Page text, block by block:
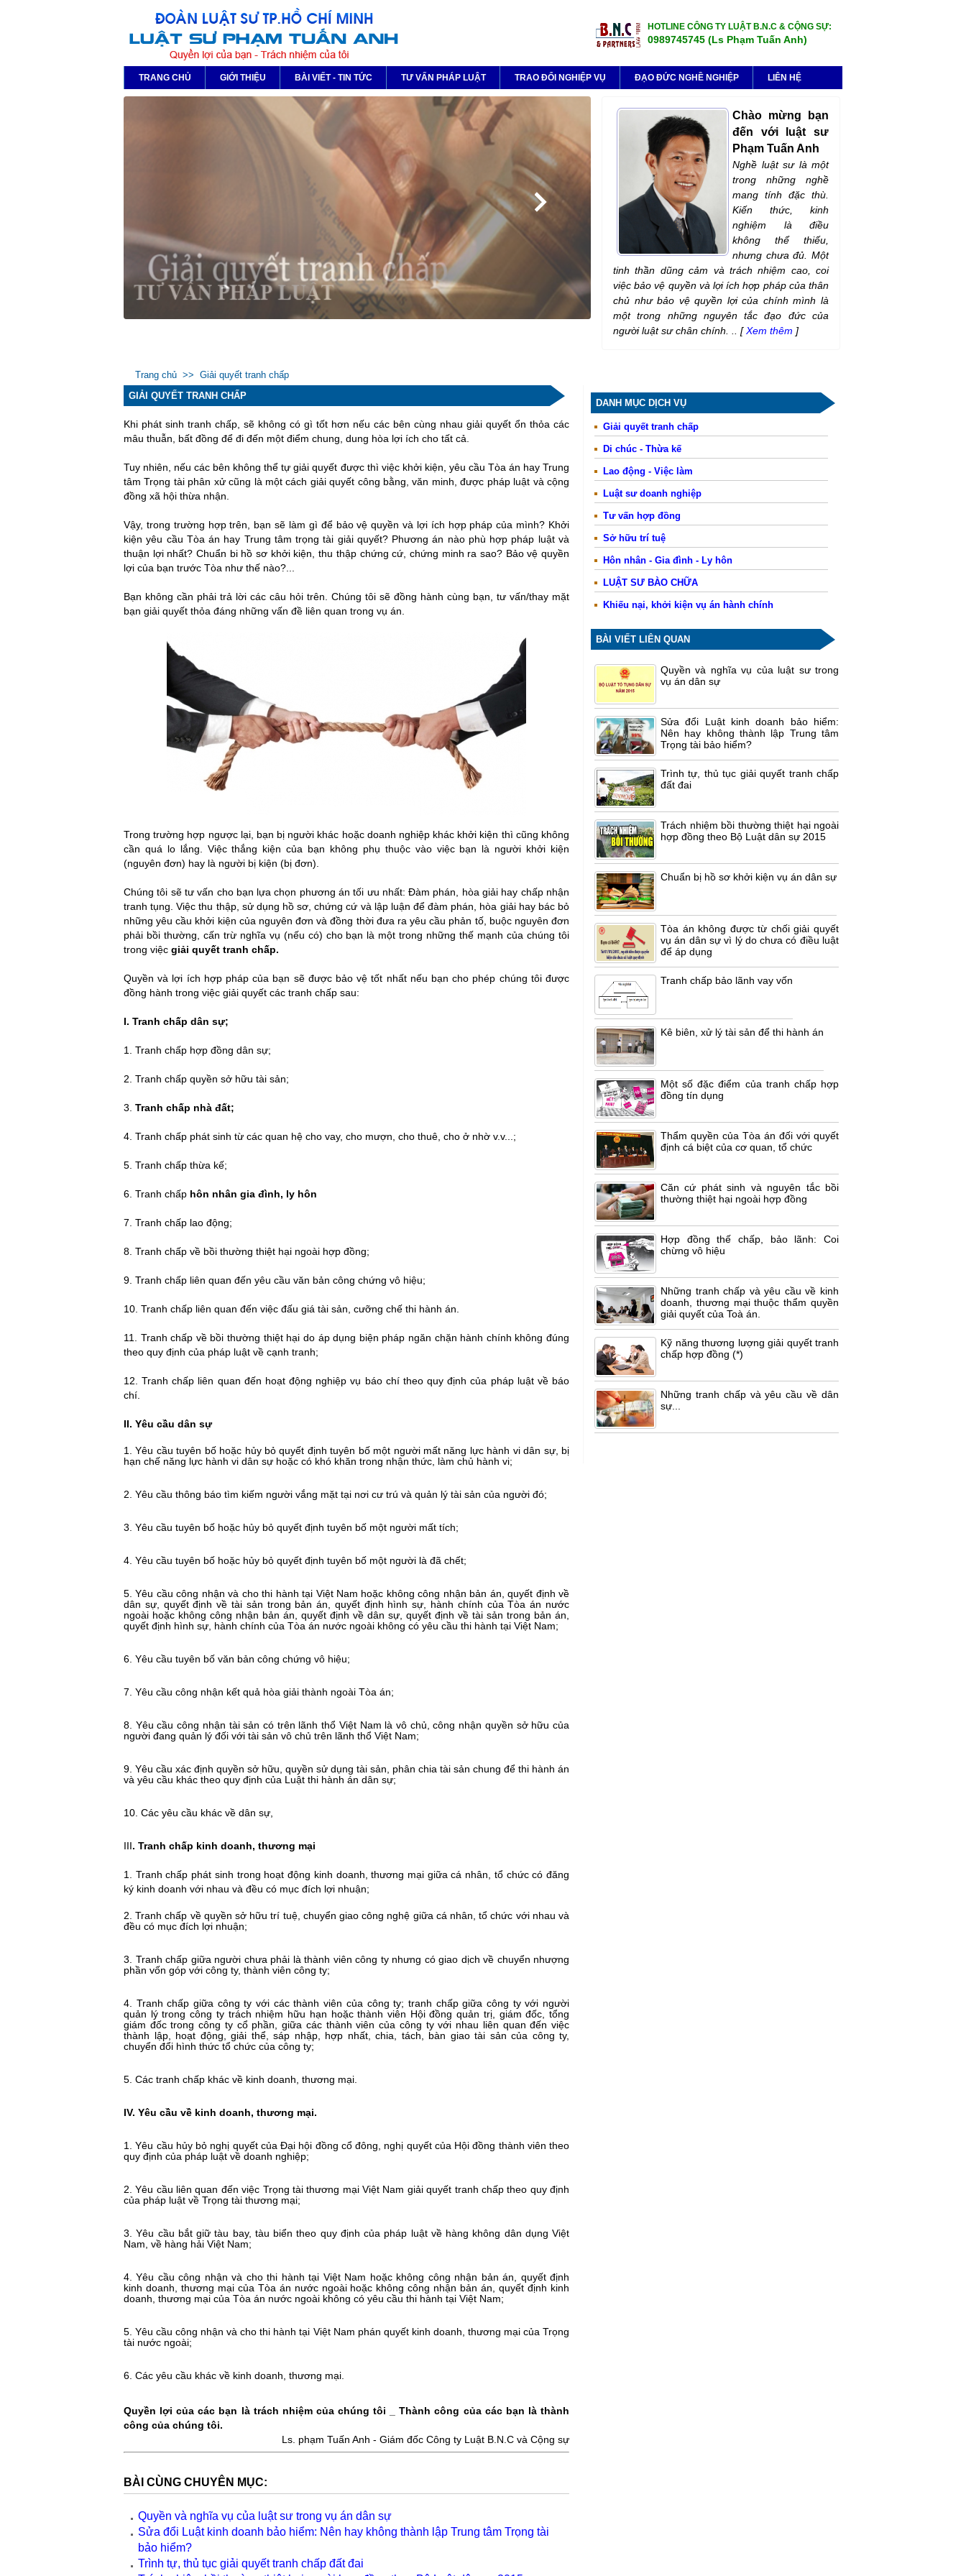
HOTLINE CÔNG TY LUẬT B.N.C & CỘNG SỰ:
0989745745 (Ls Phạm Tuấn Anh)
TRANG CHỦ GIỚI THIỆU BÀI VIẾT - TIN TỨC TƯ VẤN PHÁP LUẬT TRAO ĐỔI NGHIỆP VỤ ĐẠO ĐỨC NGHỀ NGHIỆP LIÊN HỆ
Chào mừng bạn
đến với luật sư
Phạm Tuấn Anh
Nghề luật sư là một
trong những nghề
mang tính đặc thù.
Kiến thức, kinh
nghiệm là điều
không thể thiếu,
nhưng chưa đủ. Một
tinh thần dũng cảm và trách nhiệm cao, coi
việc bảo vệ quyền và lợi ích hợp pháp của thân
chủ như bảo vệ quyền lợi của chính mình là
một trong những nguyên tắc đạo đức của
người luật sư chân chính. .. [Xem thêm ]
Trang chủ >> Giải quyết tranh chấp
DANH MỤC DỊCH VỤ
Giải quyết tranh chấp
Di chúc - Thừa kế
Lao động - Việc làm
Luật sư doanh nghiệp
Tư vấn hợp đồng
Sở hữu trí tuệ
Hôn nhân - Gia đình - Ly hôn
LUẬT SƯ BÀO CHỮA
Khiếu nại, khởi kiện vụ án hành chính
BÀI VIẾT LIÊN QUAN
Quyền và nghĩa vụ của luật sư trong
vụ án dân sự
Sửa đổi Luật kinh doanh bảo hiểm:
Nên hay không thành lập Trung tâm
Trọng tài bảo hiểm?
Trình tự, thủ tục giải quyết tranh chấp
đất đai
Trách nhiệm bồi thường thiệt hại ngoài
hợp đồng theo Bộ Luật dân sự 2015
Chuẩn bị hồ sơ khởi kiện vụ án dân sự
Tòa án không được từ chối giải quyết
vụ án dân sự vì lý do chưa có điều luật
để áp dụng
Tranh chấp bảo lãnh vay vốn
Kê biên, xử lý tài sản để thi hành án
Một số đặc điểm của tranh chấp hợp
đồng tín dụng
Thẩm quyền của Tòa án đối với quyết
định cá biệt của cơ quan, tổ chức
Căn cứ phát sinh và nguyên tắc bồi
thường thiệt hại ngoài hợp đồng
Hợp đồng thế chấp, bảo lãnh: Coi
chừng vô hiệu
Những tranh chấp và yêu cầu về kinh
doanh, thương mại thuộc thẩm quyền
giải quyết của Toà án.
Kỹ năng thương lượng giải quyết tranh
chấp hợp đồng (*)
Những tranh chấp và yêu cầu về dân
sự...
GIẢI QUYẾT TRANH CHẤP
Khi phát sinh tranh chấp, sẽ không có gì tốt hơn nếu các bên cùng nhau giải quyết ổn thỏa các
mâu thuẫn, bất đồng để đi đến một điểm chung , dung hòa lợi ích cho tất cả.
Tuy nhiên, nếu các bên không thể tự giải quyết được thì việc khởi kiện, yêu cầu Tòa án hay Trung
tâm Trọng tài phân xử cũng là một cách giải quyết công bằng, văn minh, được pháp luật và cộng
đồng xã hội thừa nhận.
Vậy, trong trường hợp trên, bạn sẽ làm gì để bảo vệ quyền và lợi ích hợp pháp của mình? Khởi
kiện yêu cầu Tòa án hay Trung tâm trọng tài giải quyết? Phương án nào phù hợp pháp luật và
thuận lợi nhất? Chuẩn bi hồ sơ khởi kiện, thu thập chứng cứ, chứng minh ra sao? Bảo vệ quyền
lợi của bạn trước Tòa như thế nào?...
Bạn không cần phải trả lời các câu hỏi trên. Chúng tôi sẽ đồng hành cùng bạn, tư vấn/thay mặt
bạn giải quyết thỏa đáng những vấn đề liên quan trong vụ án.
Trong trường hợp ngược lại, bạn bị người khác hoặc doanh nghiệp khác khởi kiện thì cũng không
cần quá lo lắng. Việc thắng kiện của bạn không phụ thuộc vào việc bạn là người khởi kiện
(nguyên đơn) hay là người bị kiện (bị đơn).
Chúng tôi sẽ tư vấn cho bạn lựa chọn phương án tối ưu nhất: Đàm phán, hòa giải hay chấp nhận
tranh tụng. Việc thu thập, sử dụng hồ sơ, chứng cứ và lập luận để đàm phán, hòa giải hay bác bỏ
những yêu cầu khởi kiện của nguyên đơn và đồng thời đưa ra yêu cầu phản tố, buộc nguyên đơn
phải bồi thường, cấn trừ nghĩa vụ (nếu có) cho bạn là một trong những thế mạnh của chúng tôi
trong việc giải quyết tranh chấp.
Quyền và lợi ích hợp pháp của bạn sẽ được bảo vệ tốt nhất nếu bạn cho phép chúng tôi được
đồng hành trong việc giải quyết các tranh chấp sau:
I. Tranh chấp dân sự;
1. Tranh chấp hợp đồng dân sự;
2. Tranh chấp quyền sở hữu tài sản;
3. Tranh chấp nhà đất;
4. Tranh chấp phát sinh từ các quan hệ cho vay, cho mượn, cho thuê, cho ở nhờ v.v...;
5. Tranh chấp thừa kế;
6. Tranh chấp hôn nhân gia đình, ly hôn
7. Tranh chấp lao động;
8. Tranh chấp về bồi thường thiệt hại ngoài hợp đồng;
9. Tranh chấp liên quan đến yêu cầu văn bản công chứng vô hiệu;
10. Tranh chấp liên quan đến việc đấu giá tài sản, cưỡng chế thi hành án.
11. Tranh chấp về bồi thường thiệt hại do áp dụng biện pháp ngăn chặn hành chính không đúng
theo quy định của pháp luật về cạnh tranh;
12. Tranh chấp liên quan đến hoạt động nghiệp vụ báo chí theo quy định của pháp luật về báo
chí.
II. Yêu cầu dân sự
1. Yêu cầu tuyên bố hoặc hủy bỏ quyết định tuyên bố một người mất năng lực hành vi dân sự, bị
hạn chế năng lực hành vi dân sự hoặc có khó khăn trong nhận thức, làm chủ hành vi;
2. Yêu cầu thông báo tìm kiếm người vắng mặt tại nơi cư trú và quản lý tài sản của người đó;
3. Yêu cầu tuyên bố hoặc hủy bỏ quyết định tuyên bố một người mất tích;
4. Yêu cầu tuyên bố hoặc hủy bỏ quyết định tuyên bố một người là đã chết;
5. Yêu cầu công nhận và cho thi hành tại Việt Nam hoặc không công nhận bản án, quyết định về
dân sự, quyết định về tài sản trong bản án, quyết định hình sự, hành chính của Tòa án nước
ngoài hoặc không công nhận bản án, quyết định về dân sự, quyết định về tài sản trong bản án,
quyết định hình sự, hành chính của Tòa án nước ngoài không có yêu cầu thi hành tại Việt Nam;
6. Yêu cầu tuyên bố văn bản công chứng vô hiệu;
7. Yêu cầu công nhận kết quả hòa giải thành ngoài Tòa án;
8. Yêu cầu công nhận tài sản có trên lãnh thổ Việt Nam là vô chủ, công nhận quyền sở hữu của
người đang quản lý đối với tài sản vô chủ trên lãnh thổ Việt Nam;
9. Yêu cầu xác định quyền sở hữu, quyền sử dụng tài sản, phân chia tài sản chung để thi hành án
và yêu cầu khác theo quy định của Luật thi hành án dân sự;
10. Các yêu cầu khác về dân sự,
III. Tranh chấp kinh doanh, thương mại
1. Tranh chấp phát sinh trong hoạt động kinh doanh, thương mại giữa cá nhân, tổ chức có đăng
ký kinh doanh với nhau và đều có mục đích lợi nhuận;
2. Tranh chấp về quyền sở hữu trí tuệ, chuyển giao công nghệ giữa cá nhân, tổ chức với nhau và
đều có mục đích lợi nhuận;
3. Tranh chấp giữa người chưa phải là thành viên công ty nhưng có giao dịch về chuyển nhượng
phần vốn góp với công ty, thành viên công ty;
4. Tranh chấp giữa công ty với các thành viên của công ty; tranh chấp giữa công ty với người
quản lý trong công ty trách nhiệm hữu hạn hoặc thành viên Hội đồng quản trị, giám đốc, tổng
giám đốc trong công ty cổ phần, giữa các thành viên của công ty với nhau liên quan đến việc
thành lập, hoạt động, giải thể, sáp nhập, hợp nhất, chia, tách, bàn giao tài sản của công ty,
chuyển đổi hình thức tổ chức của công ty;
5. Các tranh chấp khác về kinh doanh, thương mại.
IV. Yêu cầu về kinh doanh, thương mại.
1. Yêu cầu hủy bỏ nghị quyết của Đại hội đồng cổ đông, nghị quyết của Hội đồng thành viên theo
quy định của pháp luật về doanh nghiệp;
2. Yêu cầu liên quan đến việc Trọng tài thương mại Việt Nam giải quyết tranh chấp theo quy định
của pháp luật về Trọng tài thương mại;
3. Yêu cầu bắt giữ tàu bay, tàu biển theo quy định của pháp luật về hàng không dân dụng Việt
Nam, về hàng hải Việt Nam;
4. Yêu cầu công nhận và cho thi hành tại Việt Nam hoặc không công nhận bản án, quyết định
kinh doanh, thương mại của Tòa án nước ngoài hoặc không công nhận bản án, quyết định kinh
doanh, thương mại của Tòa án nước ngoài không có yêu cầu thi hành tại Việt Nam;
5. Yêu cầu công nhận và cho thi hành tại Việt Nam phán quyết kinh doanh, thương mại của Trọng
tài nước ngoài;
6. Các yêu cầu khác về kinh doanh, thương mại.
Quyền lợi của các bạn là trách nhiệm của chúng tôi _ Thành công của các bạn là thành
công của chúng tôi.
Ls. phạm Tuấn Anh - Giám đốc Công ty Luật B.N.C và Cộng sự
BÀI CÙNG CHUYÊN MỤC:
Quyền và nghĩa vụ của luật sư trong vụ án dân sự
Sửa đổi Luật kinh doanh bảo hiểm: Nên hay không thành lập Trung tâm Trọng tài
bảo hiểm?
Trình tự, thủ tục giải quyết tranh chấp đất đai